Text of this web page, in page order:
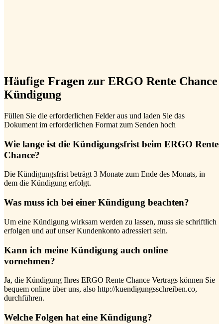
Häufige Fragen zur ERGO Rente Chance
Kündigung
Füllen Sie die erforderlichen Felder aus und laden Sie das
Dokument im erforderlichen Format zum Senden hoch
Wie lange ist die Kündigungsfrist beim ERGO Rente
Chance?
Die Kündigungsfrist beträgt 3 Monate zum Ende des Monats, in
dem die Kündigung erfolgt.
Was muss ich bei einer Kündigung beachten?
Um eine Kündigung wirksam werden zu lassen, muss sie schriftlich
erfolgen und auf unser Kundenkonto adressiert sein.
Kann ich meine Kündigung auch online
vornehmen?
Ja, die Kündigung Ihres ERGO Rente Chance Vertrags können Sie
bequem online über uns, also http://kuendigungsschreiben.co,
durchführen.
Welche Folgen hat eine Kündigung?